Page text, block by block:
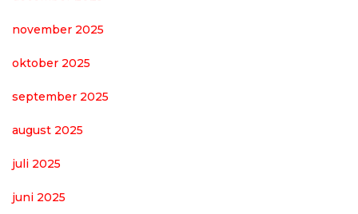
november 2025
oktober 2025
september 2025
august 2025
juli 2025
juni 2025